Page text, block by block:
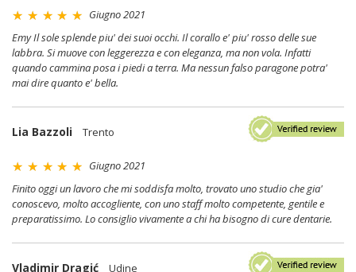
Giugno 2021
Emy Il sole splende piu' dei suoi occhi. Il corallo e' piu' rosso delle sue
labbra. Si muove con leggerezza e con eleganza, ma non vola. Infatti
quando cammina posa i piedi a terra. Ma nessun falso paragone potra'
mai dire quanto e' bella.
Lia Bazzoli Trento
Giugno 2021
Finito oggi un lavoro che mi soddisfa molto, trovato uno studio che gia'
conoscevo, molto accogliente, con uno staff molto competente, gentile e
preparatissimo. Lo consiglio vivamente a chi ha bisogno di cure dentarie.
Vladimir Dragić Udine